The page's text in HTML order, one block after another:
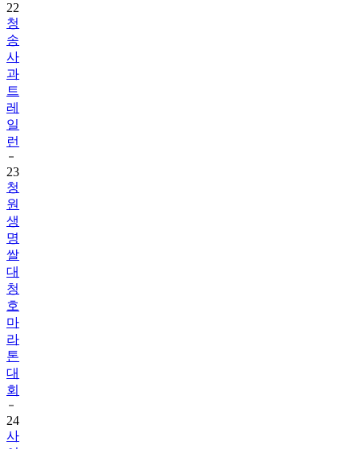
22
청
송
사
과
트
레
일
런
23
청
원
생
명
쌀
대
청
호
마
라
톤
대
회
24
사